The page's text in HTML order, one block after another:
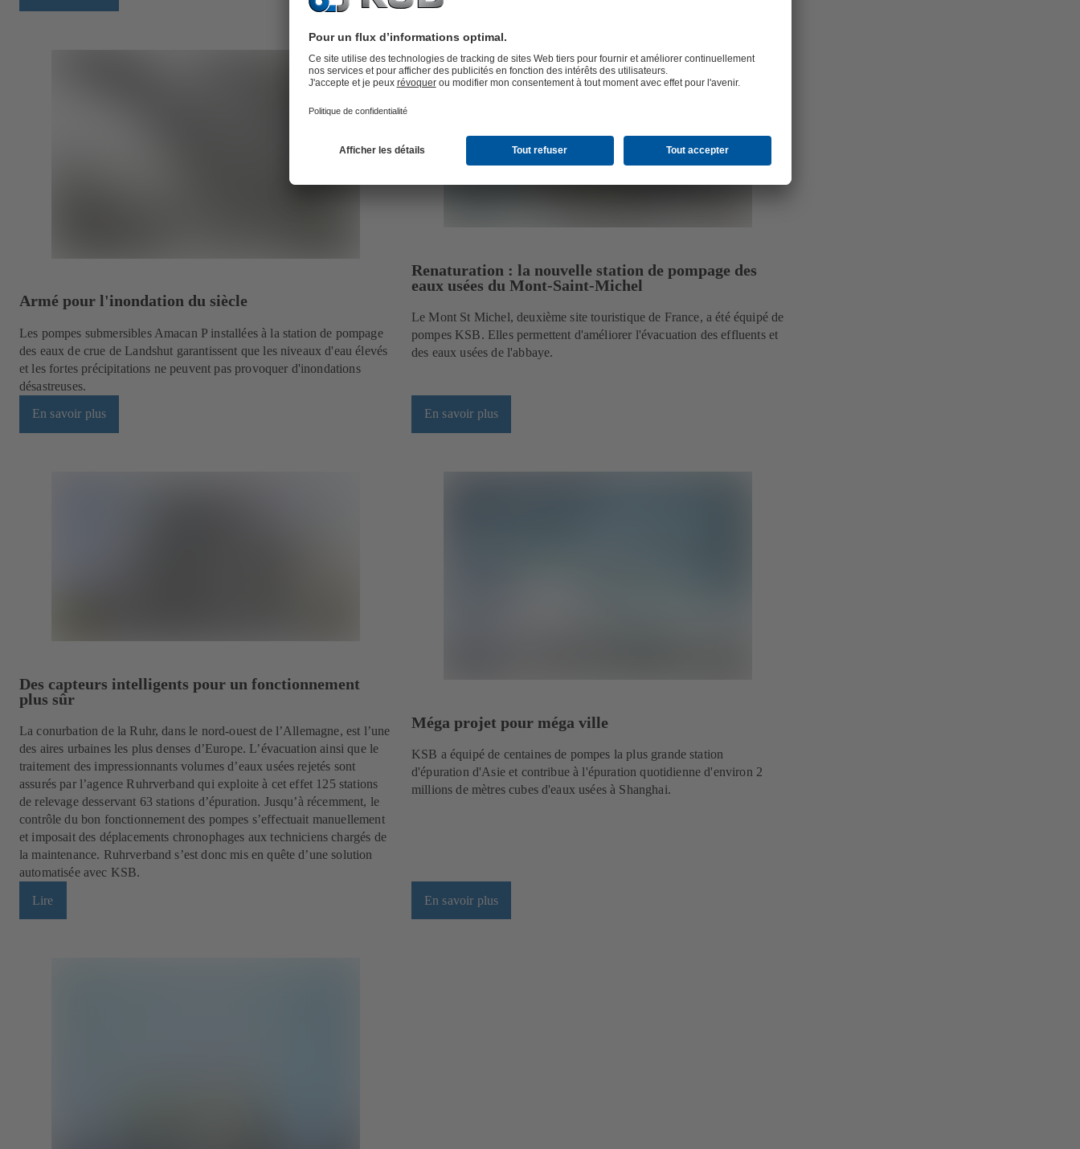
Armé pour l'inondation du siècle
Les pompes submersibles Amacan P installées à la station de pompage
des eaux de crue de Landshut garantissent que les niveaux d'eau élevés
et les fortes précipitations ne peuvent pas provoquer d'inondations
désastreuses.
En savoir plus
Renaturation : la nouvelle station de pompage des
eaux usées du Mont-Saint-Michel
Le Mont St Michel, deuxième site touristique de France, a été équipé de
pompes KSB. Elles permettent d'améliorer l'évacuation des effluents et
des eaux usées de l'abbaye.
En savoir plus
Des capteurs intelligents pour un fonctionnement
plus sûr
La conurbation de la Ruhr, dans le nord-ouest de l’Allemagne, est l’une
des aires urbaines les plus denses d’Europe. L’évacuation ainsi que le
traitement des impressionnants volumes d’eaux usées rejetés sont
assurés par l’agence Ruhrverband qui exploite à cet effet 125 stations
de relevage desservant 63 stations d’épuration. Jusqu’à récemment, le
contrôle du bon fonctionnement des pompes s’effectuait manuellement
et imposait des déplacements chronophages aux techniciens chargés de
la maintenance. Ruhrverband s’est donc mis en quête d’une solution
automatisée avec KSB.
Lire
Méga projet pour méga ville
KSB a équipé de centaines de pompes la plus grande station
d'épuration d'Asie et contribue à l'épuration quotidienne d'environ 2
millions de mètres cubes d'eaux usées à Shanghai.
En savoir plus